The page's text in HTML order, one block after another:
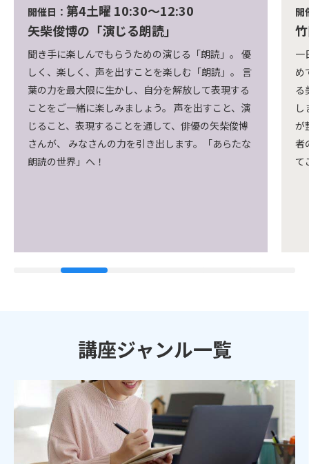
開催日： 第2・4土曜 9:00～10:00
竹田悦堂実用書道土曜 筆ペン朝活クラス
一日のはじまりを、静かに筆を走らせる時間から始
めてみませんか。 基本の筆づかいから、日常で使え
る美文字まで、ゆっくり・やさしく・丁寧にお伝え
します。 土曜日の朝、少し早起きして自分時間。心
が整い、気持ちよく週末をスタートできます。初心
者の方も、久しぶりに筆を持つ方も、どうぞ安心し
てご参加ください。
開
家
軽
ニ
方
ワ
講座ジャンル一覧